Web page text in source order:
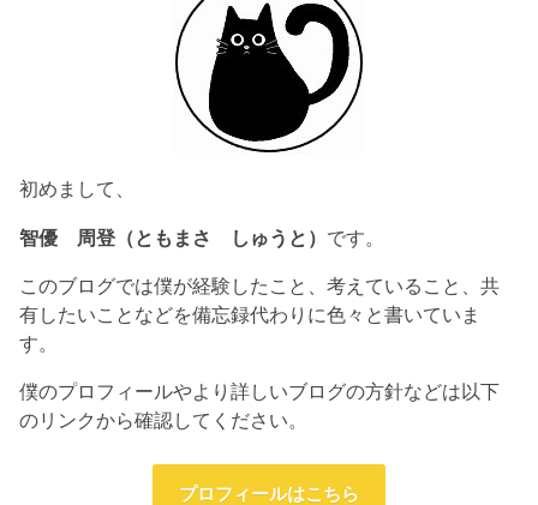
初めまして、
智優 周登（ともまさ しゅうと） です。
このブログでは僕が経験したこと、考えていること、共
有したいことなどを備忘録代わりに色々と書いていま
す。
僕のプロフィールやより詳しいブログの方針などは以下
のリンクから確認してください。
プロフィールはこちら